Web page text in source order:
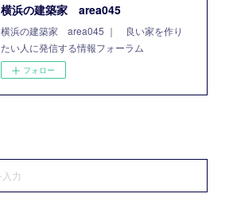
横浜の建築家 area045
横浜の建築家 area045 ｜ 良い家を作り
たい人に発信する情報フォーラム
フォロー